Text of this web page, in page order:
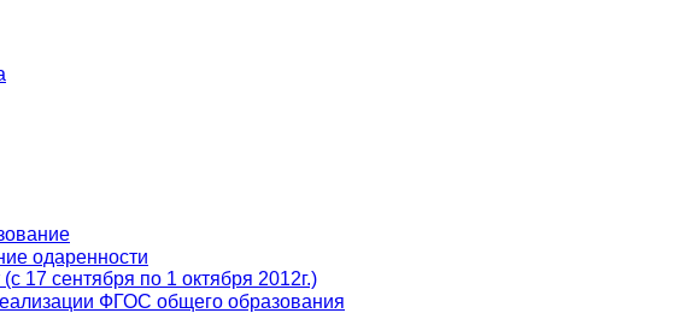
одаренности
17 сентября по 1 октября 2012г.)
ФГОС общего образования